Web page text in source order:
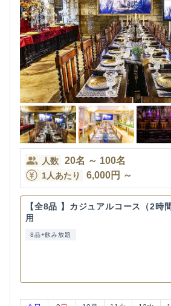
人数 20名 ～ 100名
1人あたり 6,000円 ～
【全8品 】カジュアルコース（2時
用
8品+飲み放題